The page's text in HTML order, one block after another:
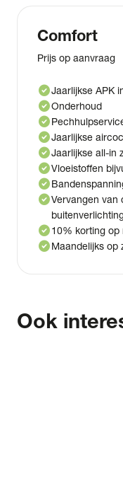
Comfort
Prijs op aanvraag
check_circleJaarlijkse APK
check_circleOnderhoud
check_circle
check_circleJaarlijkse
check_circleJaarlijkse all-in
check_circleVloeistoffen
check_circle
check_circleVervangen van
check_circle10% korting op
check_circleMaandelijks op
Ook